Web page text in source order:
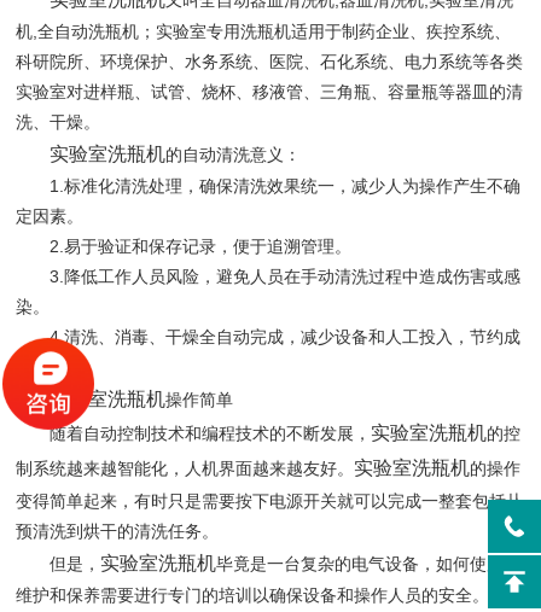
机,全自动洗瓶机；实验室专用洗瓶机适用于制药企业、疾控系统、
科研院所、环境保护、水务系统、医院、石化系统、电力系统等各类
实验室对进样瓶、试管、烧杯、移液管、三角瓶、容量瓶等器皿的清
洗、干燥。
实验室洗瓶机的自动清洗意义：
1.标准化清洗处理，确保清洗效果统一，减少人为操作产生不确
定因素。
2.易于验证和保存记录，便于追溯管理。
3.降低工作人员风险，避免人员在手动清洗过程中造成伤害或感
染。
4.清洗、消毒、干燥全自动完成，减少设备和人工投入，节约成
本。
实验室洗瓶机操作简单
随着自动控制技术和编程技术的不断发展， 实验室洗瓶机的控
制系统越来越智能化，人机界面越来越友好。 实验室洗瓶机的操作
变得简单起来，有时只是需要按下电源开关就可以完成一整套包括从
预清洗到烘干的清洗任务。
但是， 实验室洗瓶机毕竟是一台复杂的电气设备，如何使用、
维护和保养需要进行专门的培训以确保设备和操作人员的安全。大部